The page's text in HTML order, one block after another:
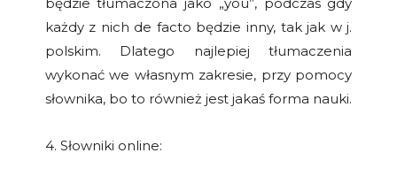
każdy z nich de facto będzie inny, tak jak w j.
polskim. Dlatego najlepiej tłumaczenia
wykonać we własnym zakresie, przy pomocy
słownika, bo to również jest jakaś forma nauki.
4. Słowniki online: